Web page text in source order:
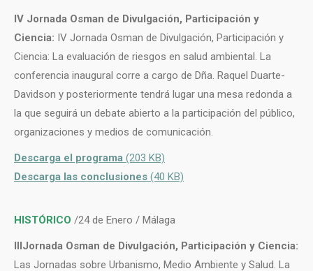
IV Jornada Osman de Divulgación, Participación y
Ciencia: IV Jornada Osman de Divulgación, Participación y
Ciencia: La evaluación de riesgos en salud ambiental. La
conferencia inaugural corre a cargo de Dña. Raquel Duarte-
Davidson y posteriormente tendrá lugar una mesa redonda a
la que seguirá un debate abierto a la participación del público,
organizaciones y medios de comunicación.
Descarga el programa (203 KB)
Descarga las conclusiones (40 KB)
HISTÓRICO /24 de Enero / Málaga
IIIJornada Osman de Divulgación, Participación y Ciencia:
Las Jornadas sobre Urbanismo, Medio Ambiente y Salud. La